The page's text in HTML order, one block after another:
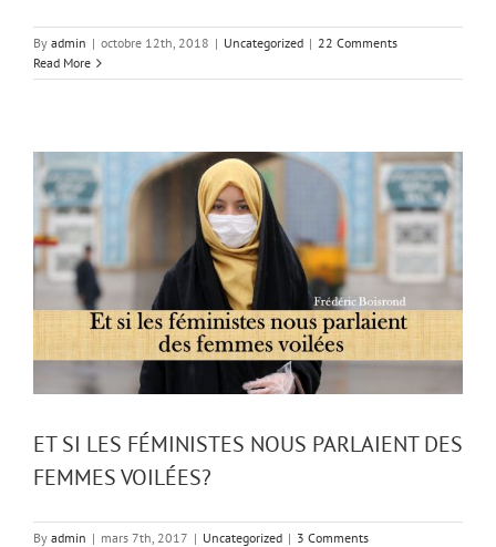
By admin | octobre 12th, 2018 | Uncategorized | 22 Comments
Read More
ET SI LES FÉMINISTES NOUS PARLAIENT DES
FEMMES VOILÉES?
By admin | mars 7th, 2017 | Uncategorized | 3 Comments